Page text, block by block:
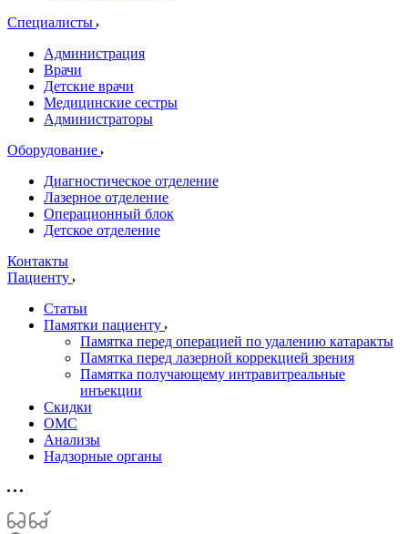
Специалисты
Администрация
Врачи
Детские врачи
Медицинские сестры
Администраторы
Оборудование
Диагностическое отделение
Лазерное отделение
Операционный блок
Детское отделение
Контакты
Пациенту
Статьи
Памятки пациенту
Памятка перед операцией по удалению катаракты
Памятка перед лазерной коррекцией зрения
Памятка получающему интравитреальные
инъекции
Скидки
ОМС
Анализы
Надзорные органы